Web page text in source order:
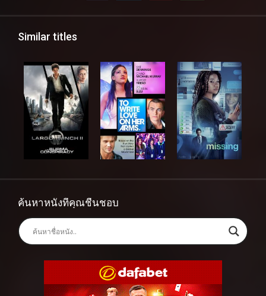
Similar titles
ค้นหาหนังที่คุณชื่นชอบ